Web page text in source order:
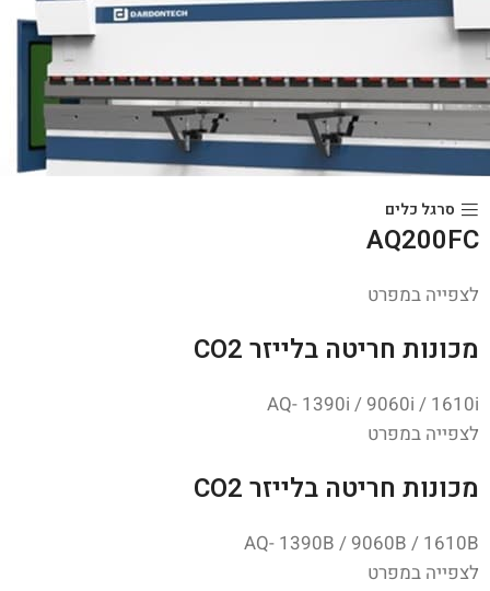
סרגל כלים
AQ200FC
לצפייה במפרט
מכונות חריטה בלייזר CO2
AQ- 1390i / 9060i / 1610i
לצפייה במפרט
מכונות חריטה בלייזר CO2
AQ- 1390B / 9060B / 1610B
לצפייה במפרט